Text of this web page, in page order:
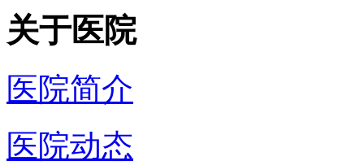
关于医院
医院简介
医院动态